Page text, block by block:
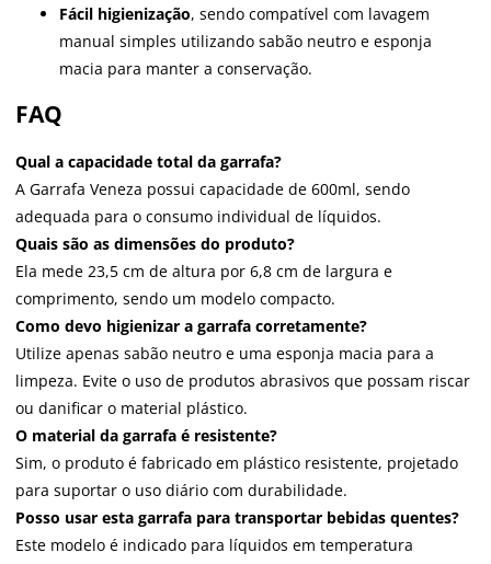
Fácil higienização, sendo compatível com lavagem
manual simples utilizando sabão neutro e esponja
macia para manter a conservação.
FAQ
Qual a capacidade total da garrafa?
A Garrafa Veneza possui capacidade de 600ml, sendo
adequada para o consumo individual de líquidos.
Quais são as dimensões do produto?
Ela mede 23,5 cm de altura por 6,8 cm de largura e
comprimento, sendo um modelo compacto.
Como devo higienizar a garrafa corretamente?
Utilize apenas sabão neutro e uma esponja macia para a
limpeza. Evite o uso de produtos abrasivos que possam riscar
ou danificar o material plástico.
O material da garrafa é resistente?
Sim, o produto é fabricado em plástico resistente, projetado
para suportar o uso diário com durabilidade.
Posso usar esta garrafa para transportar bebidas quentes?
Este modelo é indicado para líquidos em temperatura